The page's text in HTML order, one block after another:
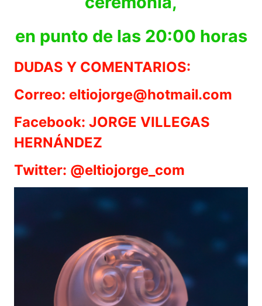
en punto de las 20:00 horas
DUDAS Y COMENTARIOS:
Correo: eltiojorge@hotmail.com
Facebook: JORGE VILLEGAS
HERNÁNDEZ
Twitter: @eltiojorge_com